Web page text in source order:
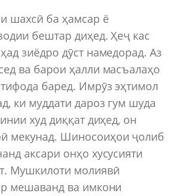
шахсӣ ба ҳамсар ё
бештар диҳед. Ҳеҷ кас
зиёдро дӯст намедорад. Аз
ва барои ҳалли масъалаҳо
баред. Имрӯз эҳтимол
ки муддати дароз гум шуда
худ диққат диҳед, он
мекунад. Шиносоиҳои ҷолиб
аксари онҳо хусусияти
Мушкилоти молиявӣ
мешаванд ва имкони